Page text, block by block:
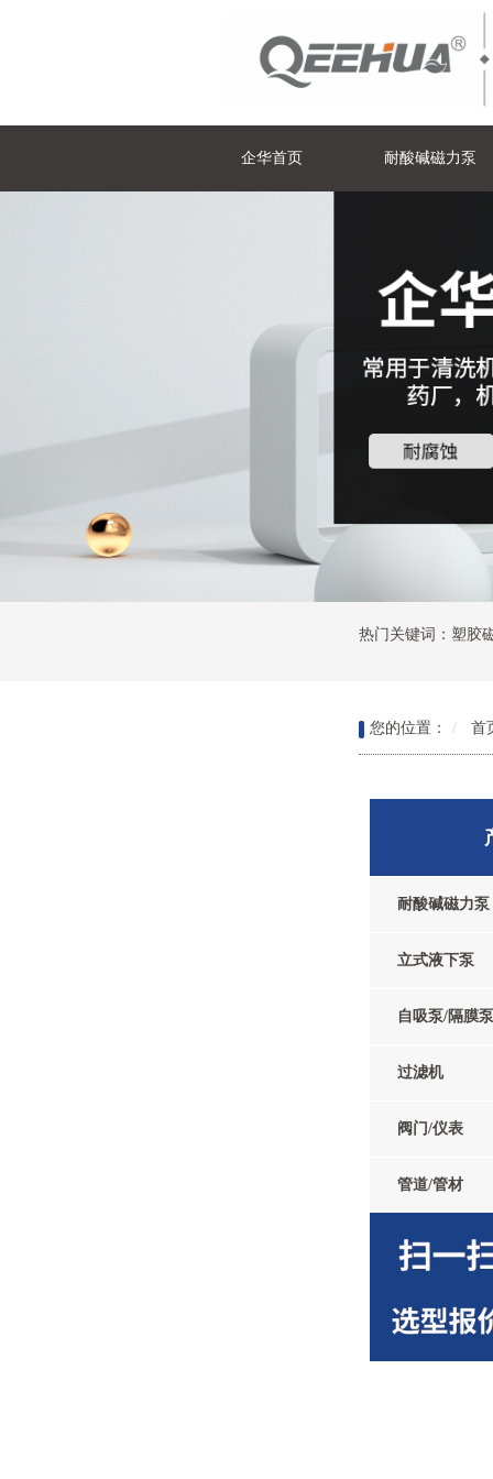
企华首页 耐酸碱磁力泵
热门关键词： 塑胶
您的位置： 首
耐酸碱磁力泵
立式液下泵
自吸泵/隔膜泵
过滤机
阀门/仪表
管道/管材